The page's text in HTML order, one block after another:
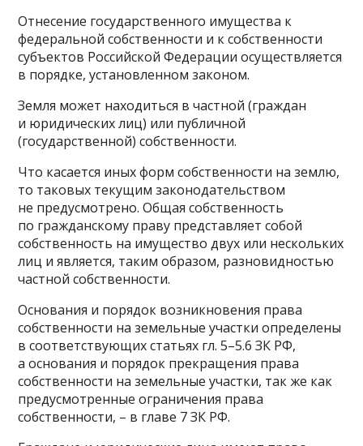
Отнесение государственного имущества к
федеральной собственности и к собственности
субъектов Российской Федерации осуществляется
в порядке, установленном законом.
Земля может находиться в частной (граждан
и юридических лиц) или публичной
(государственной) собственности.
Что касается иных форм собственности на землю,
то таковых текущим законодательством
не предусмотрено. Общая собственность
по гражданскому праву представляет собой
собственность на имущество двух или нескольких
лиц и является, таким образом, разновидностью
частной собственности.
Основания и порядок возникновения права
собственности на земельные участки определены
в соответствующих статьях гл. 5–5.6 ЗК РФ,
а основания и порядок прекращения права
собственности на земельные участки, так же как
предусмотренные ограничения права
собственности, – в главе 7 ЗК РФ.